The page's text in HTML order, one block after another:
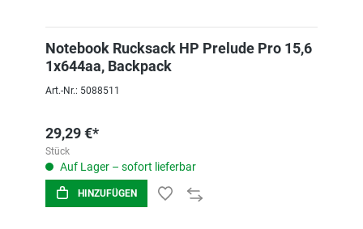
Notebook Rucksack HP Prelude Pro 15,6
1x644aa, Backpack
Art.-Nr.: 5088511
29,29 €*
Stück
Auf Lager – sofort lieferbar
HINZUFÜGEN